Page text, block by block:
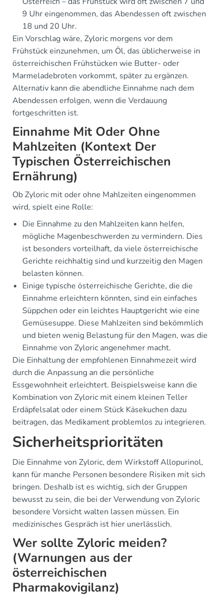
9 Uhr eingenommen, das Abendessen oft zwischen
18 und 20 Uhr.
Ein Vorschlag wäre, Zyloric morgens vor dem
Frühstück einzunehmen, um Öl, das üblicherweise in
österreichischen Frühstücken wie Butter- oder
Marmeladebroten vorkommt, später zu ergänzen.
Alternativ kann die abendliche Einnahme nach dem
Abendessen erfolgen, wenn die Verdauung
fortgeschritten ist.
Einnahme Mit Oder Ohne
Mahlzeiten (Kontext Der
Typischen Österreichischen
Ernährung)
Ob Zyloric mit oder ohne Mahlzeiten eingenommen
wird, spielt eine Rolle:
Die Einnahme zu den Mahlzeiten kann helfen,
mögliche Magenbeschwerden zu vermindern. Dies
ist besonders vorteilhaft, da viele österreichische
Gerichte reichhaltig sind und kurzzeitig den Magen
belasten können.
Einige typische österreichische Gerichte, die die
Einnahme erleichtern könnten, sind ein einfaches
Süppchen oder ein leichtes Hauptgericht wie eine
Gemüsesuppe. Diese Mahlzeiten sind bekömmlich
und bieten wenig Belastung für den Magen, was die
Einnahme von Zyloric angenehmer macht.
Die Einhaltung der empfohlenen Einnahmezeit wird
durch die Anpassung an die persönliche
Essgewohnheit erleichtert. Beispielsweise kann die
Kombination von Zyloric mit einem kleinen Teller
Erdäpfelsalat oder einem Stück Käsekuchen dazu
beitragen, das Medikament problemlos zu integrieren.
Sicherheitsprioritäten
Die Einnahme von Zyloric, dem Wirkstoff Allopurinol,
kann für manche Personen besondere Risiken mit sich
bringen. Deshalb ist es wichtig, sich der Gruppen
bewusst zu sein, die bei der Verwendung von Zyloric
besondere Vorsicht walten lassen müssen. Ein
medizinisches Gespräch ist hier unerlässlich.
Wer sollte Zyloric meiden?
(Warnungen aus der
österreichischen
Pharmakovigilanz)